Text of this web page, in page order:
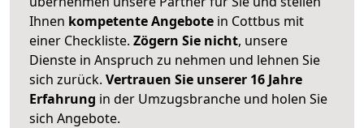
Ihnen kompetente Angebote in Cottbus mit
einer Checkliste. Zögern Sie nicht, unsere
Dienste in Anspruch zu nehmen und lehnen Sie
sich zurück. Vertrauen Sie unserer 16 Jahre
Erfahrung in der Umzugsbranche und holen Sie
sich Angebote.